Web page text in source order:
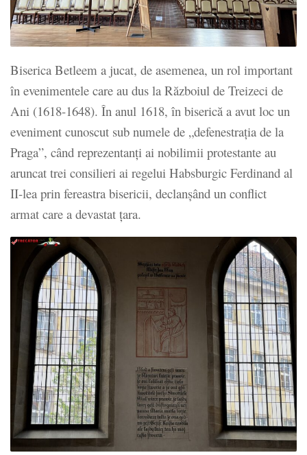
Biserica Betleem a jucat, de asemenea, un rol important
în evenimentele care au dus la Războiul de Treizeci de
Ani (1618-1648). În anul 1618, în biserică a avut loc un
eveniment cunoscut sub numele de „defenestrația de la
Praga”, când reprezentanți ai nobilimii protestante au
aruncat trei consilieri ai regelui Habsburgic Ferdinand al
II-lea prin fereastra bisericii, declanșând un conflict
armat care a devastat țara.